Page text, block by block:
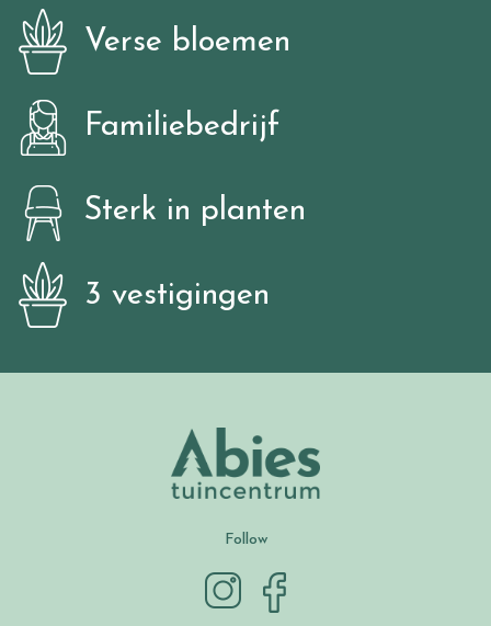
Verse bloemen
Familiebedrijf
Sterk in planten
3 vestigingen
Follow